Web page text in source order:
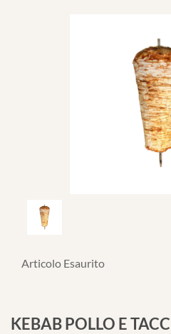
Articolo Esaurito
KEBAB POLLO E